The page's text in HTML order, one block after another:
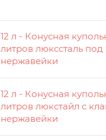
12 л - Конусная
литров люкссталь
нержавейки
12 л - Конусная
литров люкстайл с
нержавейки